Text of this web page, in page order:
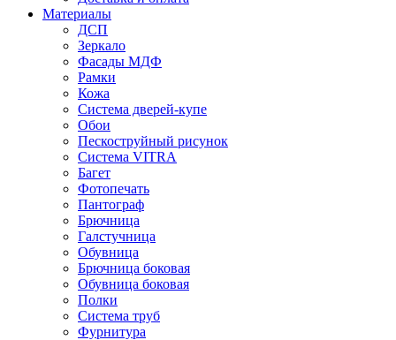
Материалы
ДСП
Зеркало
Фасады МДФ
Рамки
Кожа
Система дверей-купе
Обои
Пескоструйный рисунок
Система VITRA
Багет
Фотопечать
Пантограф
Брючница
Галстучница
Обувница
Брючница боковая
Обувница боковая
Полки
Система труб
Фурнитура